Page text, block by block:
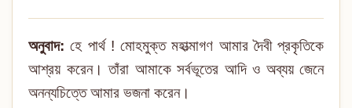
অনুবাদ: হে পার্থ ! মোহমুক্ত মহাত্মাগণ আমার দৈবী প্রকৃতিকে
আশ্রয় করেন। তাঁরা আমাকে সর্বভূতের আদি ও অব্যয় জেনে
অনন্যচিত্তে আমার ভজনা করেন।